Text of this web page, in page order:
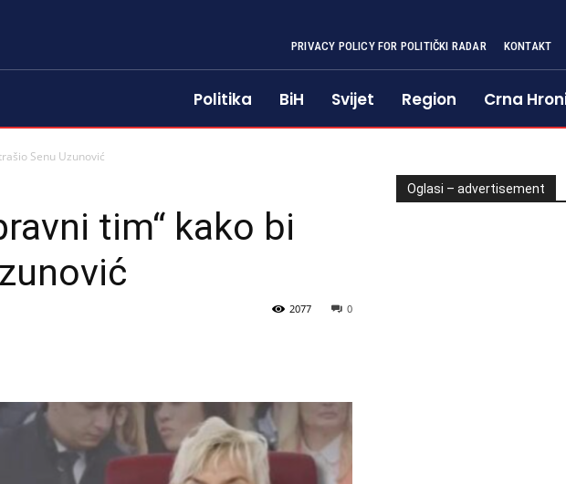
PRIVACY POLICY FOR POLITIČKI RADAR KONTAKT
Politika BiH Svijet Region Crna
Senu Uzunović
tim“ kako bi
0
2077
Oglasi – advertisement